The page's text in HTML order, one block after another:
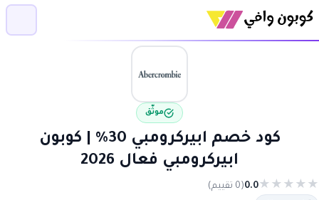
موثّق
كود خصم ابيركرومبي 30% | كوبون
ابيركرومبي فعال 2026
★
★
★
★
★
0.0(0 تقييم)